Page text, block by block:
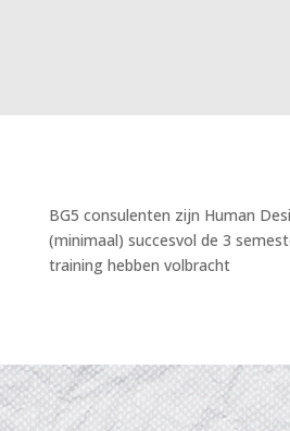
BG5 consulenten zijn Human
(minimaal) succesvol de 3
training hebben volbracht